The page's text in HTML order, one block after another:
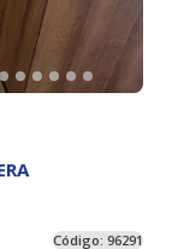
Código: 96291